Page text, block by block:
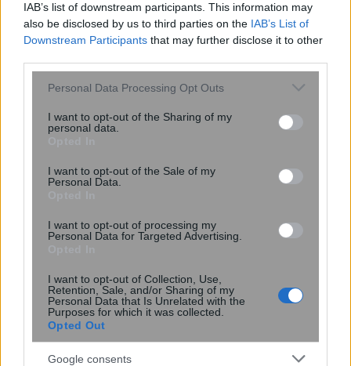
IAB’s list of downstream participants. This information may
also be disclosed by us to third parties on the IAB’s List of
Downstream Participants that may further disclose it to other
Please note that this website/app uses one or more Google
not limited to your visit or usage behaviour. You may click to
grant or deny consent to Google and its third-party tags to
consent section.
Personal Data Processing Opt Outs
I want to opt-out of the Sharing of my
personal data.
I want to opt-out of the Sale of my
Personal Data.
I want to opt-out of processing my
Personal Data for Targeted Advertising.
I want to opt-out of Collection, Use,
Retention, Sale, and/or Sharing of my
Personal Data that Is Unrelated with the
Purposes for which it was collected.
Opted Out
Google consents
Νέα κβαντική πύλη εντοπίζει μόνη
φωτονίων
Κουίζ: Πόσο καλά θυμάστε την